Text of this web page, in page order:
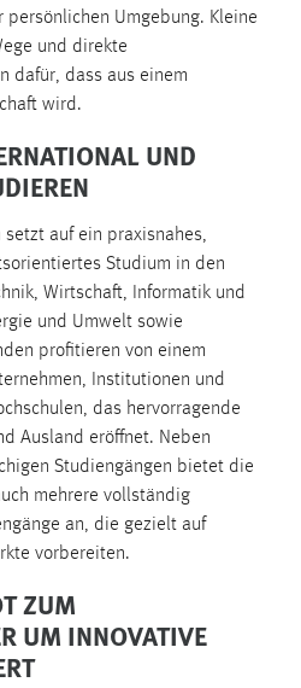
persönlichen Umgebung. Kleine
und direkte
dafür, dass aus einem
wird.
UND
setzt auf ein praxisnahes,
Studium in den
Wirtschaft, Informatik und
und Umwelt sowie
profitieren von einem
Institutionen und
das hervorragende
Ausland eröffnet. Neben
Studiengängen bietet die
mehrere vollständig
an, die gezielt auf
vorbereiten.
ZUM
UM INNOVATIVE
mibew_locale, mibew-
nutzen zu können.
chat-frame-style-
mibew_locale = 3